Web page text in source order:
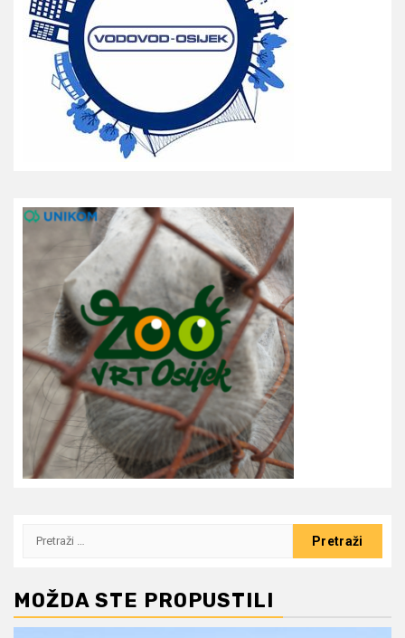
Pretraži:
MOŽDA STE PROPUSTILI